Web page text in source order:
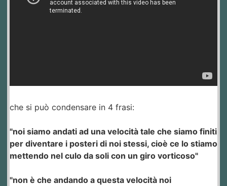
che si può condensare in 4 frasi:
"noi siamo andati ad una velocità tale che siamo finiti
per diventare i posteri di noi stessi, cioè ce lo stiamo
mettendo nel culo da soli con un giro vorticoso"
"non è che andando a questa velocità noi